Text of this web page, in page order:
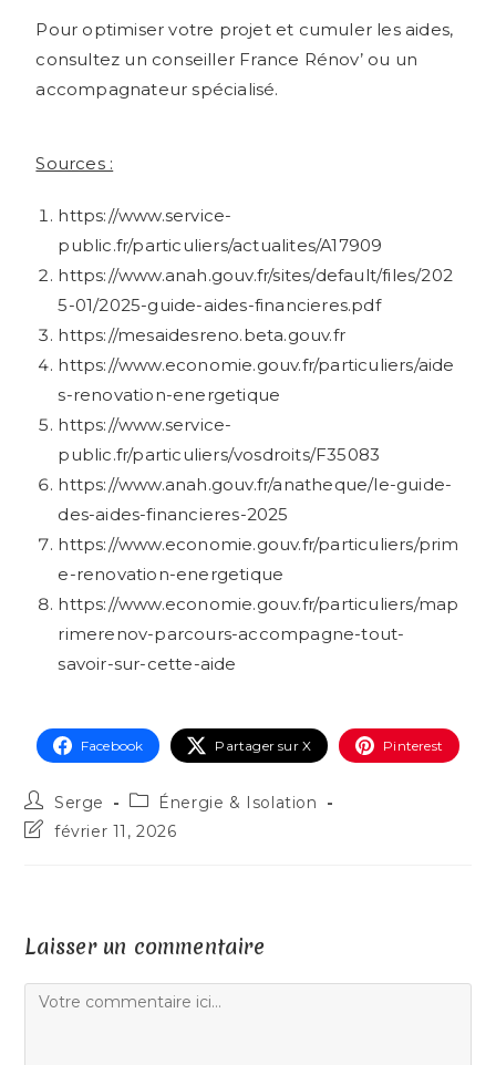
Pour optimiser votre projet et cumuler les aides,
consultez un conseiller France Rénov’ ou un
accompagnateur spécialisé.
Sources :
https://www.service-
public.fr/particuliers/actualites/A17909
https://www.anah.gouv.fr/sites/default/files/202
5-01/2025-guide-aides-financieres.pdf
https://mesaidesreno.beta.gouv.fr
https://www.economie.gouv.fr/particuliers/aide
s-renovation-energetique
https://www.service-
public.fr/particuliers/vosdroits/F35083
https://www.anah.gouv.fr/anatheque/le-guide-
des-aides-financieres-2025
https://www.economie.gouv.fr/particuliers/prim
e-renovation-energetique
https://www.economie.gouv.fr/particuliers/map
rimerenov-parcours-accompagne-tout-
savoir-sur-cette-aide
Facebook Partager sur X Pinterest
Serge
Énergie & Isolation
février 11, 2026
Laisser un commentaire